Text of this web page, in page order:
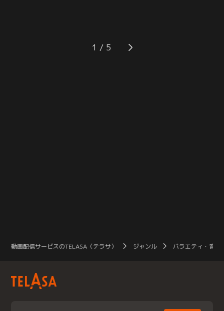
ドを 持つ少女と、14歳で“過酷すぎ
るレース”を制した少年が登場！
ザワつくトリオへまさかのオファ
ー！？ちさ子、一茂、良純が本気で
1
動画配信サービスのTELASA（テラサ） ジャンル バラエティ・音楽